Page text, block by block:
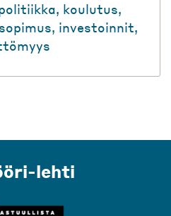
, koulutus,
, investoinnit,
lehti